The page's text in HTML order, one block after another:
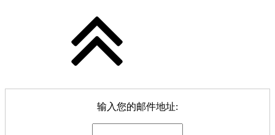
输入您的邮件地址: